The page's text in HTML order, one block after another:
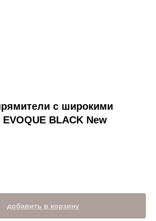
с широкими
BLACK New
добавить в корзину